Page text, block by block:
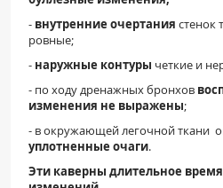
- внутренние очертания стенок
ровные;
- наружные контуры четкие и
- по ходу дренажных бронхов
изменения не выражены;
- в окружающей легочной ткани
уплотненные очаги.
Эти каверны длительное время